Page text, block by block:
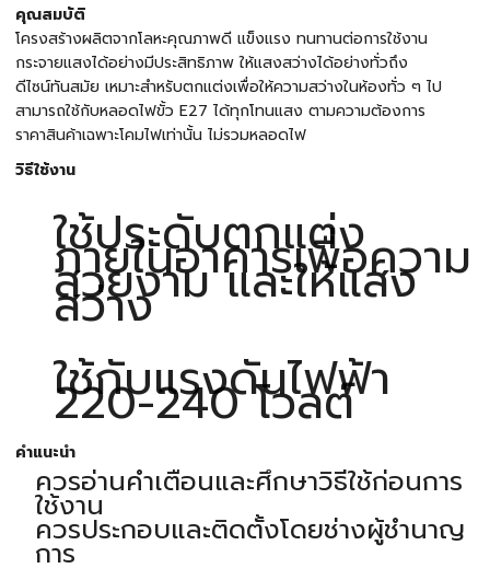
คุณสมบัติ
โครงสร้างผลิตจากโลหะคุณภาพดี แข็งแรง ทนทานต่อการใช้งาน
กระจายแสงได้อย่างมีประสิทธิภาพ ให้แสงสว่างได้อย่างทั่วถึง
ดีไซน์ทันสมัย เหมาะสำหรับตกแต่งเพื่อให้ความสว่างในห้องทั่ว ๆ ไป
สามารถใช้กับหลอดไฟขั้ว E27 ได้ทุกโทนแสง ตามความต้องการ
ราคาสินค้าเฉพาะโคมไฟเท่านั้น ไม่รวมหลอดไฟ
วิธีใช้งาน
ใช้ประดับตกแต่ง
ภายในอาคารเพื่อความ
สวยงาม และให้แสง
สว่าง
ใช้กับแรงดันไฟฟ้า
220-240 โวลต์
คำแนะนำ
ควรอ่านคำเตือนและศึกษาวิธีใช้ก่อนการ
ใช้งาน
ควรประกอบและติดตั้งโดยช่างผู้ชำนาญ
การ